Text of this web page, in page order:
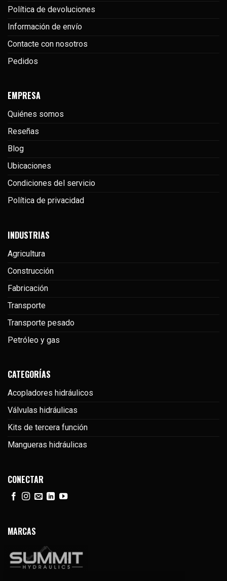
Política de devoluciones
Información de envío
Contacte con nosotros
Pedidos
EMPRESA
Quiénes somos
Reseñas
Blog
Ubicaciones
Condiciones del servicio
Política de privacidad
INDUSTRIAS
Agricultura
Construcción
Fabricación
Transporte
Transporte pesado
Petróleo y gas
CATEGORÍAS
Acopladores hidráulicos
Válvulas hidráulicas
Kits de tercera función
Mangueras hidráulicas
CONECTAR
MARCAS